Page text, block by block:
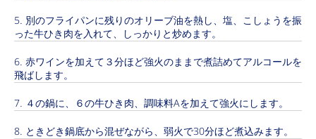
別のフライパンに残りのオリーブ油を熱し、塩、こしょうを振
った牛ひき肉を入れて、しっかりと炒めます。
赤ワインを加えて３分ほど強火のままで煮詰めてアルコールを
飛ばします。
４の鍋に、６の牛ひき肉、調味料Aを加えて強火にします。
ときどき鍋底から混ぜながら、弱火で30分ほど煮込みます。